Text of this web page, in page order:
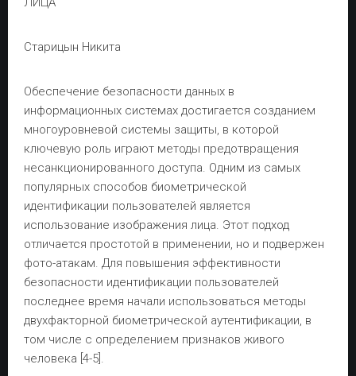
Старицын Никита
Обеспечение безопасности данных в
информационных системах достигается созданием
многоуровневой системы защиты, в которой
ключевую роль играют методы предотвращения
несанкционированного доступа. Одним из самых
популярных способов биометрической
идентификации пользователей является
использование изображения лица. Этот подход
отличается простотой в применении, но и подвержен
фото-атакам. Для повышения эффективности
безопасности идентификации пользователей
последнее время начали использоваться методы
двухфакторной биометрической аутентификации, в
том числе с определением признаков живого
человека [4-5].